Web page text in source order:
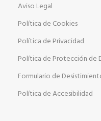
Aviso Legal
Política de Cookies
Política de Privacidad
Política de Protección de
Formulario de
Política de Accesibilidad